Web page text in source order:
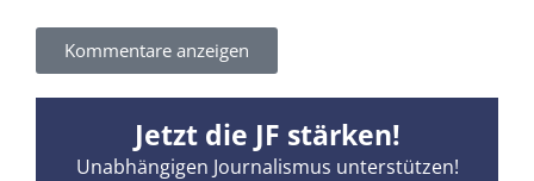
Kommentare anzeigen
Jetzt die JF stärken!
Unabhängigen Journalismus unterstützen!